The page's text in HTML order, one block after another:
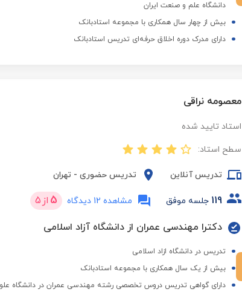
دانشگاه علم و صنعت ایران
بیش از چهار سال همکاری با مجموعه استادبانک
دارای مدرک دوره اخلاق حرفه‌ای تدریس استادبانک
معصومه نراقی
استاد تایید شده
سطح استاد:
تدریس آنلاین تدریس حضوری - تهران
119 جلسه موفق مشاهده 12 دیدگاه 5 از 5
دکترا مهندسی عمران از دانشگاه آزاد اسلامی
تدریس در دانشگاه ازاد اسلامی
بیش از یک سال همکاری با مجموعه استادبانک
دارای گواهی تدریس دروس تخصصی رشته مهندسی عمران در دانشگاه